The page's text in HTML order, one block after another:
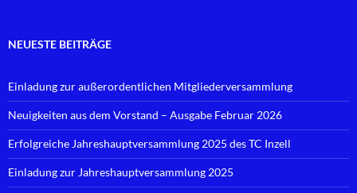
NEUESTE BEITRÄGE
Einladung zur außerordentlichen Mitgliederversammlung
Neuigkeiten aus dem Vorstand – Ausgabe Februar 2026
Erfolgreiche Jahreshauptversammlung 2025 des TC Inzell
Einladung zur Jahreshauptversammlung 2025